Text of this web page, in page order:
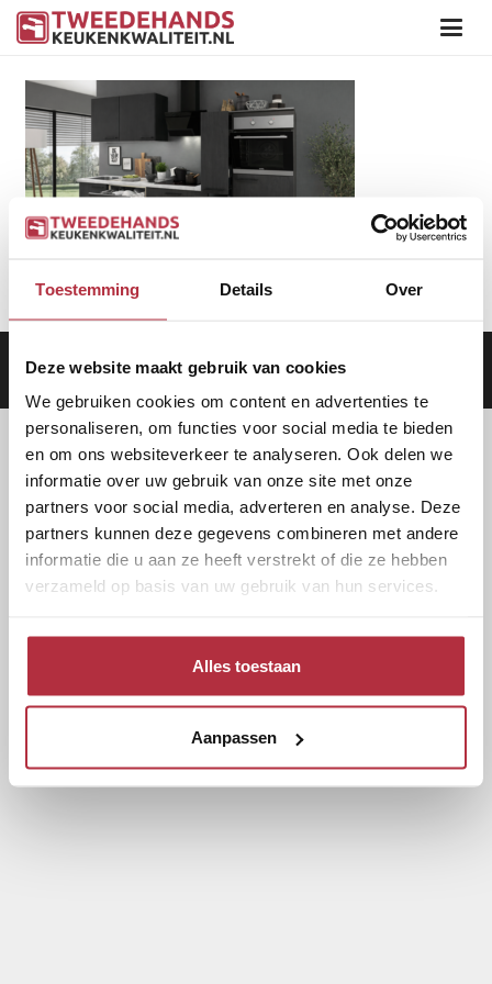
Toestemming Details Over
Deze website maakt gebruik van cookies
We gebruiken cookies om content en advertenties te
personaliseren, om functies voor social media te bieden
en om ons websiteverkeer te analyseren. Ook delen we
informatie over uw gebruik van onze site met onze
partners voor social media, adverteren en analyse. Deze
partners kunnen deze gegevens combineren met andere
informatie die u aan ze heeft verstrekt of die ze hebben
verzameld op basis van uw gebruik van hun services.
Alles toestaan
Aanpassen
Aanbod|Keukens| Levering |Garantie|